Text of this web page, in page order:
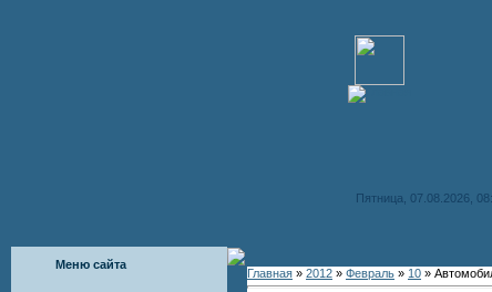
Пятница, 07.08.2026,
Меню сайта
Главная » 2012 » Февраль » 10 »